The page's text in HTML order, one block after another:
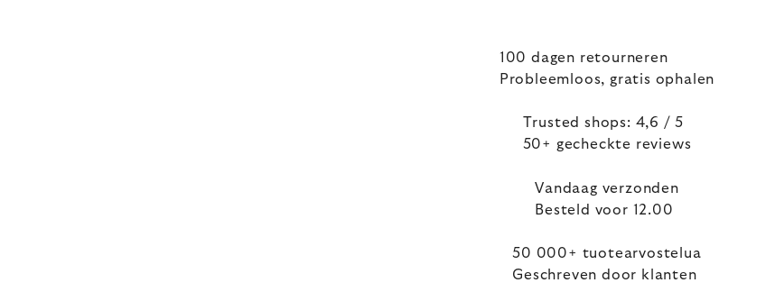
100 dagen retourneren
Probleemloos, gratis ophalen
Trusted shops: 4,6 / 5
50+ gecheckte reviews
Vandaag verzonden
Besteld voor 12.00
50 000+ tuotearvostelua
Geschreven door klanten